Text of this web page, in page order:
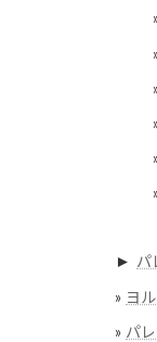
► パ
ヨ
パ